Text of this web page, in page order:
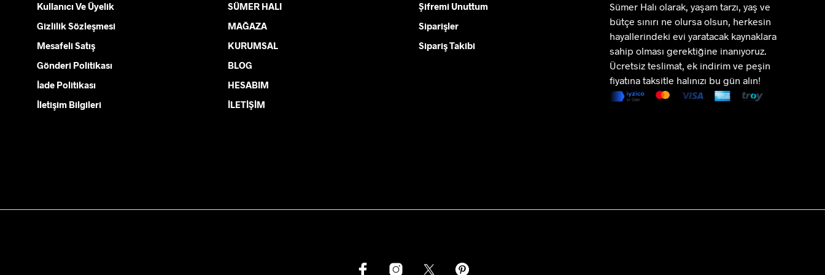
Seçenekler
sayfasından
Seçenekler
ürün
sayfasından
seçilebilir
Kullanıcı Ve Üyelik
Gizlilik Sözleşmesi
Mesafeli Satış
Gönderi Politikası
İade Politikası
İletişim Bilgileri
SÜMER HALI
MAĞAZA
KURUMSAL
BLOG
HESABIM
İLETİŞİM
Şifremi Unuttum
Siparişler
Sipariş Takibi
Sümer Halı olarak, yaşam tarzı, yaş ve
bütçe sınırı ne olursa olsun, herkesin
hayallerindeki evi yaratacak kaynaklara
sahip olması gerektiğine inanıyoruz.
Ücretsiz teslimat, ek indirim ve peşin
fiyatına taksitle halınızı bu gün alın!